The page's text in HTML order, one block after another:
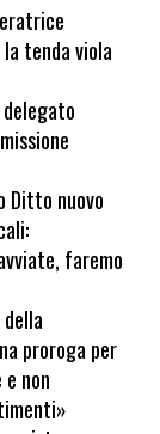
tenda viola
Ditto nuovo
faremo
proroga per
non